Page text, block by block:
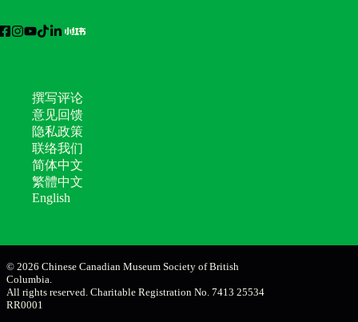
撰写评论
意见回馈
隐私政策
联络我们
简体中文
繁體中文
English
© 2026 Chinese Canadian Museum Society of British
Columbia.
All rights reserved. Charitable Registration No. 7413 25534
RR0001